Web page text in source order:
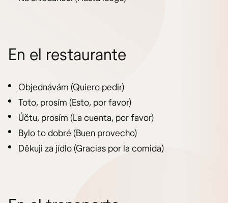
En el restaurante
Objednávám (Quiero pedir)
Toto, prosím (Esto, por favor)
Účtu, prosím (La cuenta, por favor)
Bylo to dobré (Buen provecho)
Děkuji za jídlo (Gracias por la comida)